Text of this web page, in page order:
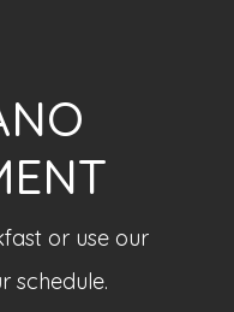
or use our
schedule.